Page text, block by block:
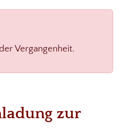
Vergangenheit.
zur